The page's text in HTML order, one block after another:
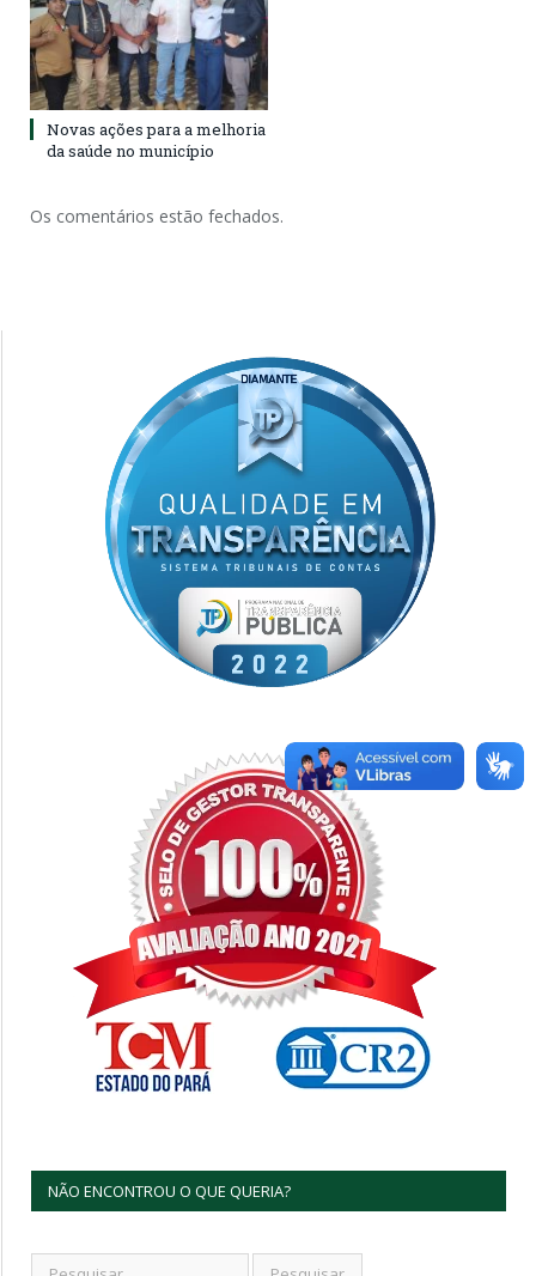
Novas ações para a melhoria
da saúde no município
Os comentários estão fechados.
NÃO ENCONTROU O QUE QUERIA?